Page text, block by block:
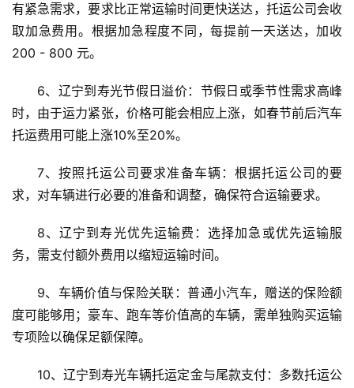
有紧急需求，要求比正常运输时间更快送达，托运公司会收
取加急费用。根据加急程度不同，每提前一天送达，加收
200 - 800 元。
6、辽宁到寿光节假日溢价：节假日或季节性需求高峰
时，由于运力紧张，价格可能会相应上涨，如春节前后汽车
托运费用可能上涨10%至20%。
7、按照托运公司要求准备车辆：根据托运公司的要
求，对车辆进行必要的准备和调整，确保符合运输要求。
8、辽宁到寿光优先运输费：选择加急或优先运输服
务，需支付额外费用以缩短运输时间。
9、车辆价值与保险关联：普通小汽车，赠送的保险额
度可能够用；豪车、跑车等价值高的车辆，需单独购买运输
专项险以确保足额保障。
10、辽宁到寿光车辆托运定金与尾款支付：多数托运公